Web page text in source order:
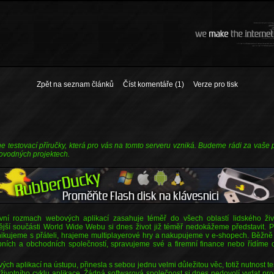
Zpět na seznam článků Číst komentáře (1) Verze pro tisk
testovací příručky, která pro vás na tomto serveru vzniká. Budeme rádi za vaše
projektech.
rozmach webových aplikací zasahuje téměř do všech oblastí lidského
součásti World Wide Webu si dnes život již téměř nedokážeme představit.
s přáteli, hrajeme multiplayerové hry a nakupujeme v e-shopech.
a obchodních společností, spravujeme své a firemní finance nebo řídíme
aplikací na ústupu, přinesla s sebou jednu velmi důležitou věc, totiž nutnost